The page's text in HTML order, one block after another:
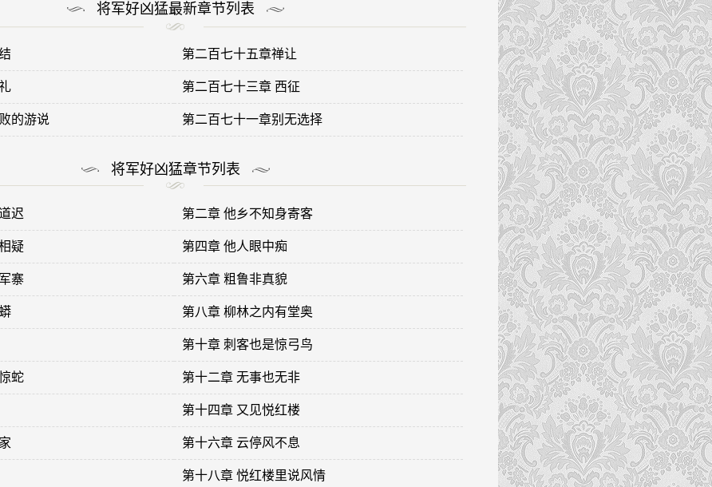
将军好凶猛最新章节列表
第二百七十五章禅让
第二百七十三章 西征
的游说 第二百七十一章别无选择
将军好凶猛章节列表
迟 第二章 他乡不知身寄客
疑 第四章 他人眼中痴
寨 第六章 粗鲁非真貌
第八章 柳林之内有堂奥
第十章 刺客也是惊弓鸟
蛇 第十二章 无事也无非
第十四章 又见悦红楼
第十六章 云停风不息
第十八章 悦红楼里说风情